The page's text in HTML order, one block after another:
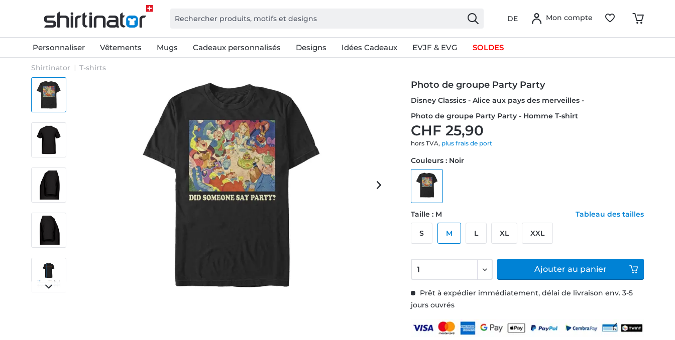
DE Mon compte
Personnaliser Vêtements Mugs Cadeaux personnalisés Designs Idées Cadeaux EVJF & EVG SOLDES
Shirtinator T-shirts
Photo de groupe Party Party
Disney Classics - Alice aux pays des merveilles -
Photo de groupe Party Party - Homme T-shirt
CHF 25,90
hors TVA, plus frais de port
Prêt à expédier immédiatement, délai de livraison env. 3-5
jours ouvrés
Couleurs : Noir
Taille : M Tableau des tailles
S M L XL XXL
Ajouter au panier